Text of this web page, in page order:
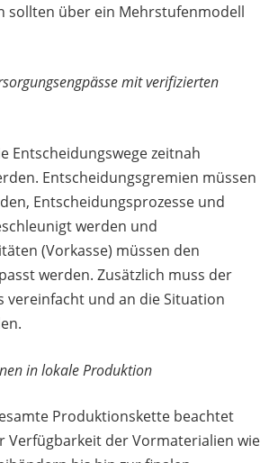
sollten über ein Mehrstufenmodell
mit verifizierten
Entscheidungswege zeitnah
Entscheidungsgremien müssen
Entscheidungsprozesse und
werden und
(Vorkasse) müssen den
werden. Zusätzlich muss der
vereinfacht und an die Situation
in lokale Produktion
Produktionskette beachtet
Verfügbarkeit der Vormaterialien wie